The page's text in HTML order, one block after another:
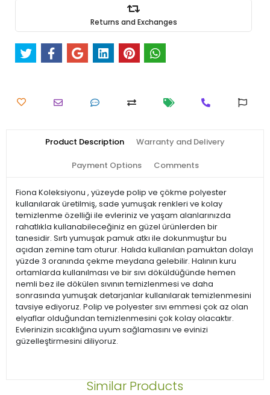
Returns and Exchanges
Product Description Warranty and Delivery
Payment Options Comments
Fiona Koleksiyonu , yüzeyde polip ve çökme polyester
kullanılarak üretilmiş, sade yumuşak renkleri ve kolay
temizlenme özelliği ile evleriniz ve yaşam alanlarınızda
rahatlıkla kullanabileceğiniz en güzel ürünlerden bir
tanesidir. Sırtı yumuşak pamuk atkı ile dokunmuştur bu
açıdan zemine tam oturur. Halıda kullanılan pamuktan dolayı
yüzde 3 oranında çekme meydana gelebilir. Halının kuru
ortamlarda kullanılması ve bir sıvı döküldüğünde hemen
nemli bez ile dökülen sıvının temizlenmesi ve daha
sonrasında yumuşak detarjanlar kullanılarak temizlenmesini
tavsiye ediyoruz. Polip ve polyester sıvı emmesi çok az olan
elyaflar olduğundan temizlenmesini çok kolay olacaktır.
Evlerinizin sıcaklığına uyum sağlamasını ve evinizi
güzelleştirmesini diliyoruz.
Similar Products